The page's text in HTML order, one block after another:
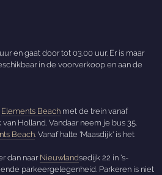
en gaat door tot 03.00 uur. Er is maar
in de voorverkoop en aan de
Elements Beach met de trein vanaf
Holland. Vandaar neem je bus 35.
Beach . Vanaf halte 'Maasdijk' is het
dan naar Nieuwlandsedijk 22 in 's-
parkeergelegenheid. Parkeren is niet